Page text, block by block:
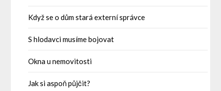
Když se o dům stará externí správce
S hlodavci musíme bojovat
Okna u nemovitosti
Jak si aspoň půjčit?